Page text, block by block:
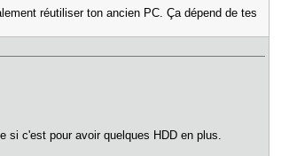
réutiliser ton ancien PC. Ça dépend de tes
si c'est pour avoir quelques HDD en plus.